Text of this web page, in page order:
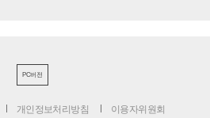
PC버전
개인정보처리방침 이용자위원회